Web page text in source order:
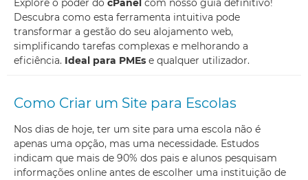
Explore o poder do cPanel com nosso guia definitivo!
Descubra como esta ferramenta intuitiva pode
transformar a gestão do seu alojamento web,
simplificando tarefas complexas e melhorando a
eficiência. Ideal para PMEs e qualquer utilizador.
Como Criar um Site para Escolas
Nos dias de hoje, ter um site para uma escola não é
apenas uma opção, mas uma necessidade. Estudos
indicam que mais de 90% dos pais e alunos pesquisam
informações online antes de escolher uma instituição de